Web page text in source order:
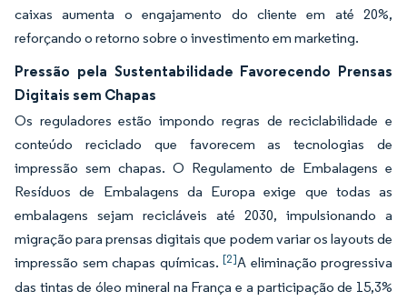
caixas aumenta o engajamento do cliente em até 20%,
reforçando o retorno sobre o investimento em marketing.
Pressão pela Sustentabilidade Favorecendo Prensas
Digitais sem Chapas
Os reguladores estão impondo regras de reciclabilidade e
conteúdo reciclado que favorecem as tecnologias de
impressão sem chapas. O Regulamento de Embalagens e
Resíduos de Embalagens da Europa exige que todas as
embalagens sejam recicláveis até 2030, impulsionando a
migração para prensas digitais que podem variar os layouts de
impressão sem chapas químicas. [2]A eliminação progressiva
das tintas de óleo mineral na França e a participação de 15,3%